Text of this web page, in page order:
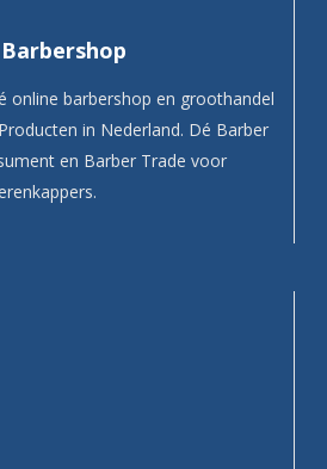
online barbershop en groothandel
in Nederland. Dé Barber
en Barber Trade voor